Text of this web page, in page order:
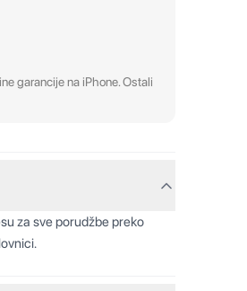
garancije na iPhone. Ostali
za sve porudžbe preko